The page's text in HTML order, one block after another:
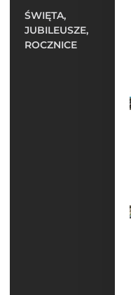
ŚWIĘTA,
JUBILEUSZE,
ROCZNICE